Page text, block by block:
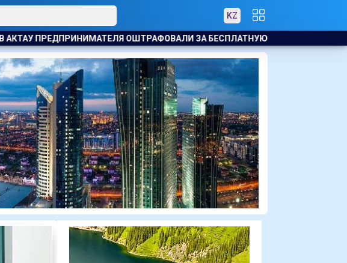
KZ
ЗА БЕСПЛАТНУЮ РАЗДАЧУ МОРОЖЕНОГО ДЕТЯМ